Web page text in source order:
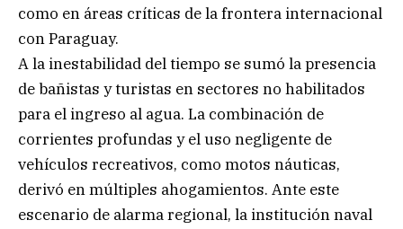
como en áreas críticas de la frontera internacional
con Paraguay.
A la inestabilidad del tiempo se sumó la presencia
de bañistas y turistas en sectores no habilitados
para el ingreso al agua. La combinación de
corrientes profundas y el uso negligente de
vehículos recreativos, como motos náuticas,
derivó en múltiples ahogamientos. Ante este
escenario de alarma regional, la institución naval